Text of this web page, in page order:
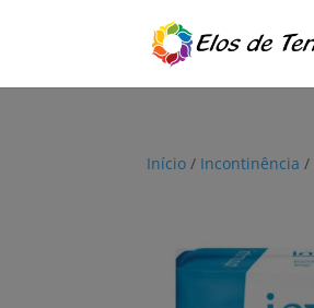
Início / Incontinência /